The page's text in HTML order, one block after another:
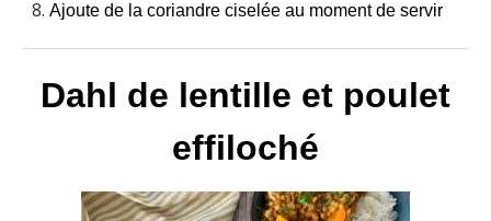
Ajoute de la coriandre ciselée au moment de servir
Dahl de lentille et poulet
effiloché